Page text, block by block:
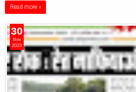
Read more »
30
Nov
2023